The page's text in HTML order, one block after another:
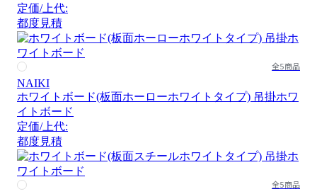
定価/上代:
都度見積
全5商品
NAIKI
ホワイトボード(板面ホーローホワイトタイプ) 吊掛ホワ
イトボード
定価/上代:
都度見積
全5商品